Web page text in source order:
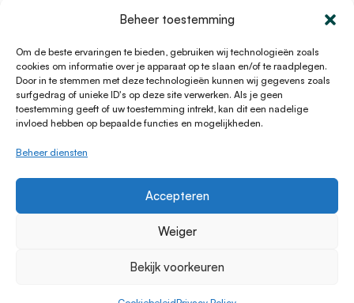
Beheer toestemming
Om de beste ervaringen te bieden, gebruiken wij technologieën zoals
cookies om informatie over je apparaat op te slaan en/of te raadplegen.
Door in te stemmen met deze technologieën kunnen wij gegevens zoals
surfgedrag of unieke ID's op deze site verwerken. Als je geen
toestemming geeft of uw toestemming intrekt, kan dit een nadelige
invloed hebben op bepaalde functies en mogelijkheden.
Beheer diensten
Accepteren
Weiger
Bekijk voorkeuren
KvK 76100200
12047091
Kifid 300.017942
© 1996 - 2026 Lening.nl
Privacy Policy
HTML Sitemap
Klachtenprocedure